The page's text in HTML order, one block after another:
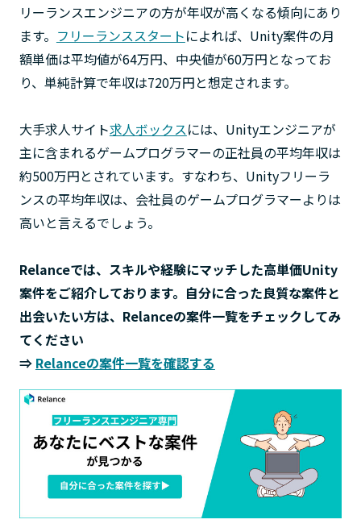
リーランスエンジニアの方が年収が高くなる傾向にあり
ます。 フリーランススタートによれば、Unity案件の月
額単価は平均値が64万円、中央値が60万円となってお
り、単純計算で年収は720万円と想定されます。
大手求人サイト求人ボックスには、Unityエンジニアが
主に含まれるゲームプログラマーの正社員の平均年収は
約500万円とされています。すなわち、Unityフリーラ
ンスの平均年収は、会社員のゲームプログラマーよりは
高いと言えるでしょう。
Relanceでは、スキルや経験にマッチした高単価Unity
案件をご紹介しております。自分に合った良質な案件と
出会いたい方は、 Relanceの案件一覧をチェックしてみ
てください
⇒ Relanceの案件一覧を確認する